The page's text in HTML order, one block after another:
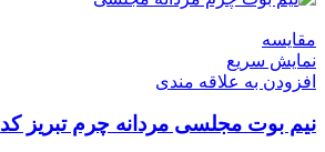
مقايسه
نمایش سریع
افزودن به علاقه مندی
نیم بوت مجلسی مردانه چرم تبریز کد 116